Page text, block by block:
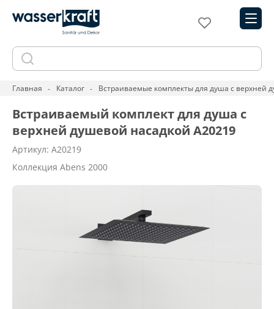
Главная Каталог Встраиваемые комплекты для душа с верхней
Встраиваемый комплект для душа с
верхней душевой насадкой A20219
Артикул: A20219
Коллекция Abens 2000